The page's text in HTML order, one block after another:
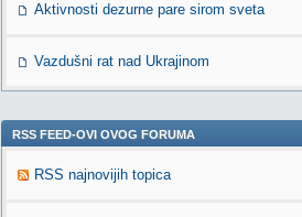
Aktivnosti dezurne pare sirom sveta
Vazdušni rat nad Ukrajinom
RSS FEED-OVI OVOG FORUMA
RSS najnovijih topica